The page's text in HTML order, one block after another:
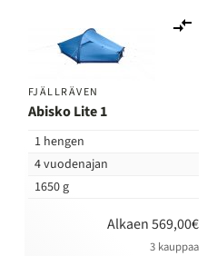
FJÄLLRÄVEN
Abisko Lite 1
1 hengen
4 vuodenajan
1650 g
Alkaen 569,00€
3 kauppaa